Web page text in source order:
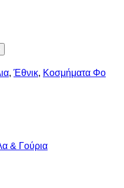
, Έθνικ, Κοσμήματα Φο
& Γούρια